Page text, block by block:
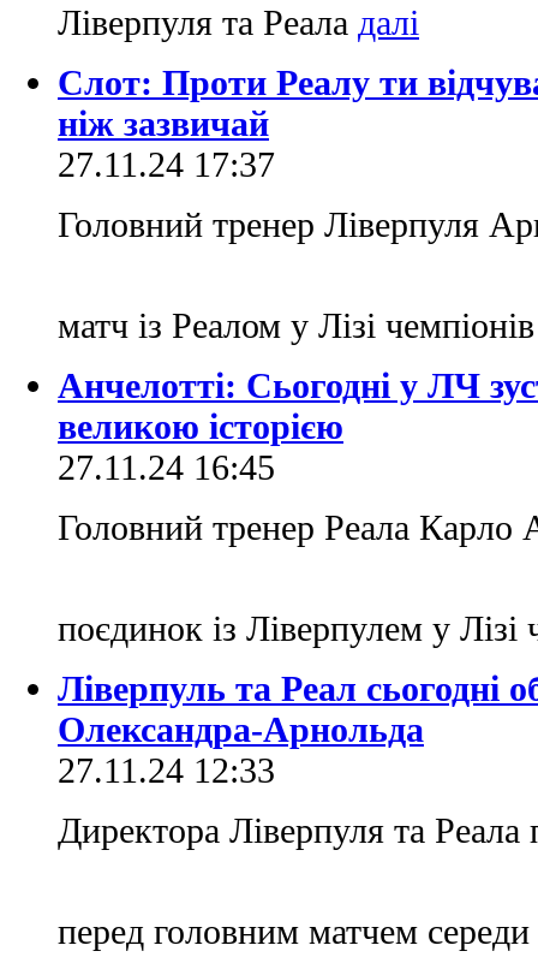
Ліверпуля та Реала
Слот: Проти Реалу ти
ніж зазвичай
27.11.24 17:37
Головний тренер Ліверпуля
матч із Реалом у Лізі
Анчелотті: Сьогодні у ЛЧ
великою історією
27.11.24 16:45
Головний тренер Реала Карло
поєдинок із Ліверпулем у Лізі
Ліверпуль та Реал сьогодні
Олександра-Арнольда
27.11.24 12:33
Директора Ліверпуля та Реала
перед головним матчем